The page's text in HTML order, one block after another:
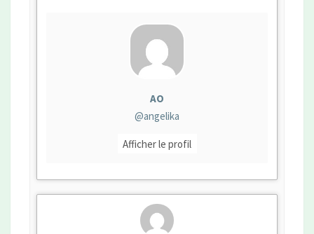
AO
@angelika
Afficher le profil